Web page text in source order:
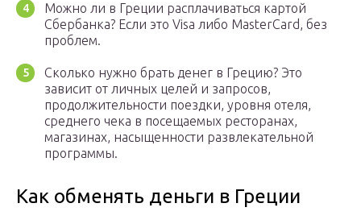
Можно ли в Греции расплачиваться картой
Сбербанка? Если это Visa либо MasterCard, без
проблем.
Сколько нужно брать денег в Грецию? Это
зависит от личных целей и запросов,
продолжительности поездки, уровня отеля,
среднего чека в посещаемых ресторанах,
магазинах, насыщенности развлекательной
программы.
Как обменять деньги в Греции